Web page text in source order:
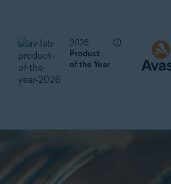
2026
Product
of the Year